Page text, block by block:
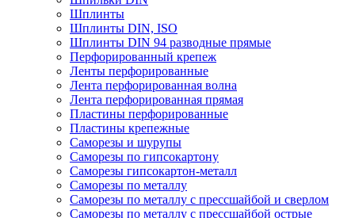
Шплинты
Шплинты DIN, ISO
Шплинты DIN 94 разводные прямые
Перфорированный крепеж
Ленты перфорированные
Лента перфорированная волна
Лента перфорированная прямая
Пластины перфорированные
Пластины крепежные
Саморезы и шурупы
Саморезы по гипсокартону
Саморезы гипсокартон-металл
Саморезы по металлу
Саморезы по металлу с прессшайбой и сверлом
Саморезы по металлу с прессшайбой острые